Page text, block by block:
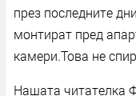
през последните
монтират пред
камери.Това не
Нашата читателка